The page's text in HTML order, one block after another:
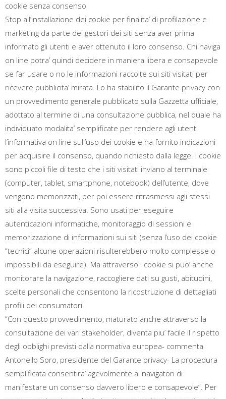
cookie senza consenso
Stop all’installazione dei cookie per finalita’ di profilazione e
marketing da parte dei gestori dei siti senza aver prima
informato gli utenti e aver ottenuto il loro consenso. Chi naviga
on line potra’ quindi decidere in maniera libera e consapevole
se far usare o no le informazioni raccolte sui siti visitati per
ricevere pubblicita’ mirata. Lo ha stabilito il Garante privacy con
un provvedimento generale pubblicato sulla Gazzetta ufficiale,
adottato al termine di una consultazione pubblica, nel quale ha
individuato modalita’ semplificate per rendere agli utenti
l’informativa on line sull’uso dei cookie e ha fornito indicazioni
per acquisire il consenso, quando richiesto dalla legge. I cookie
sono piccoli file di testo che i siti visitati inviano al terminale
(computer, tablet, smartphone, notebook) dell’utente, dove
vengono memorizzati, per poi essere ritrasmessi agli stessi
siti alla visita successiva. Sono usati per eseguire
autenticazioni informatiche, monitoraggio di sessioni e
memorizzazione di informazioni sui siti (senza l’uso dei cookie
“tecnici” alcune operazioni risulterebbero molto complesse o
impossibili da eseguire). Ma attraverso i cookie si puo’ anche
monitorare la navigazione, raccogliere dati su gusti, abitudini,
scelte personali che consentono la ricostruzione di dettagliati
profili dei consumatori.
“Con questo provvedimento, maturato anche attraverso la
consultazione dei vari stakeholder, diventa piu’ facile il rispetto
degli obblighi previsti dalla normativa europea- commenta
Antonello Soro, presidente del Garante privacy- La procedura
semplificata consentira’ agevolmente ai navigatori di
manifestare un consenso davvero libero e consapevole”. Per